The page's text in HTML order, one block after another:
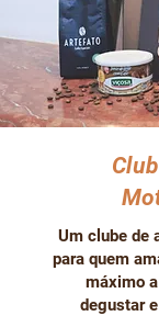
Um clube de
para quem
máximo
degustar